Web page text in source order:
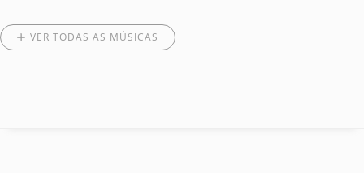
VER TODAS AS MÚSICAS